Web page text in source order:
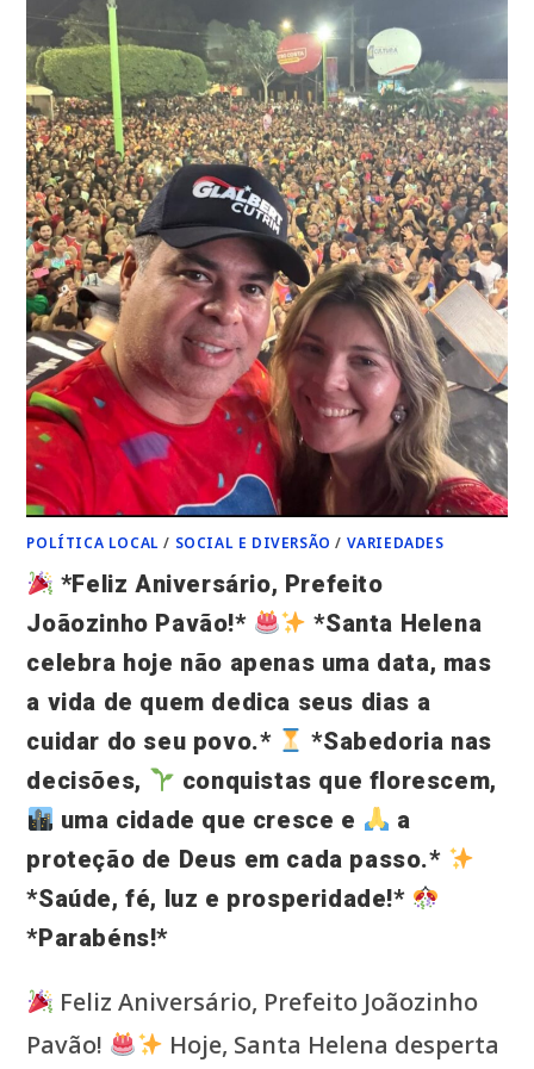
HOMEM
ÍNTEGRO,
PAI
EXEMPLAR
E
TEMENTE
A
DEUS.
QUE
SUA
CAMINHADA
SIGA
SENDO
GUIADA
PELA
FÉ,
COM
SAÚDE,
PAZ
E
MUITAS
CONQUISTAS.
FELIZ
ANIVERSÁRIO!*
POLÍTICA LOCAL / SOCIAL E DIVERSÃO / VARIEDADES
*Feliz Aniversário, Prefeito
Joãozinho Pavão!*
*Santa Helena
celebra hoje não apenas uma data, mas
a vida de quem dedica seus dias a
cuidar do seu povo.*
*Sabedoria nas
decisões,
conquistas que florescem,
uma cidade que cresce e
a
proteção de Deus em cada passo.*
*Saúde, fé, luz e prosperidade!*
*Parabéns!*
Feliz Aniversário, Prefeito Joãozinho
Pavão!
Hoje, Santa Helena desperta